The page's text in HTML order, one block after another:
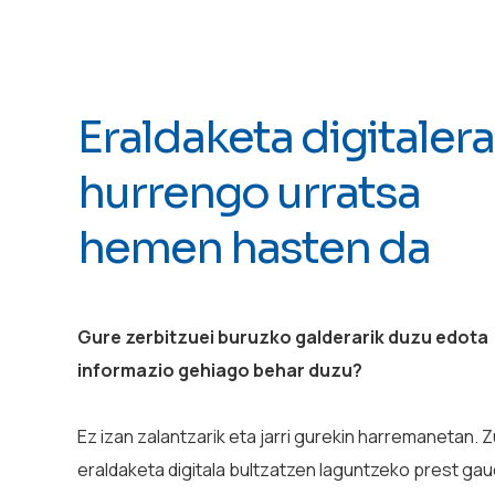
Eraldaketa
hurrengo urratsa
hemen hasten da
Gure zerbitzuei buruzko galderarik duzu edota
informazio gehiago behar duzu?
Ez izan zalantzarik eta jarri gurekin harremanetan.
eraldaketa digitala bultzatzen laguntzeko prest